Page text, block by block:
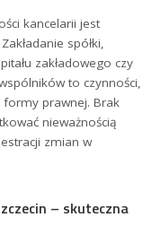
kancelarii jest
Zakładanie spółki,
zakładowego czy
to czynności,
prawnej. Brak
nieważnością
zmian w
– skuteczna